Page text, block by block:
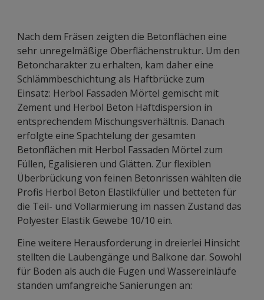
Nach dem Fräsen zeigten die Betonflächen eine
sehr unregelmäßige Oberflächenstruktur. Um den
Betoncharakter zu erhalten, kam daher eine
Schlämmbeschichtung als Haftbrücke zum
Einsatz: Herbol Fassaden Mörtel gemischt mit
Zement und Herbol Beton Haftdispersion in
entsprechendem Mischungsverhältnis. Danach
erfolgte eine Spachtelung der gesamten
Betonflächen mit Herbol Fassaden Mörtel zum
Füllen, Egalisieren und Glätten. Zur flexiblen
Überbrückung von feinen Betonrissen wählten die
Profis Herbol Beton Elastikfüller und betteten für
die Teil- und Vollarmierung im nassen Zustand das
Polyester Elastik Gewebe 10/10 ein.
Eine weitere Herausforderung in dreierlei Hinsicht
stellten die Laubengänge und Balkone dar. Sowohl
für Boden als auch die Fugen und Wassereinläufe
standen umfangreiche Sanierungen an: